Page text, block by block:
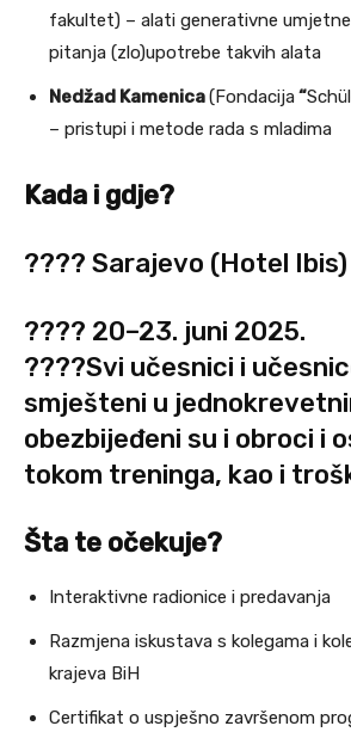
fakultet) – alati generativne
pitanja (zlo)upotrebe takvih alata
Nedžad Kamenica(Fondacija“
– pristupi i metode rada s mladima
Kada i gdje?
???? Sarajevo (Hotel Ibis)
???? 20–23. juni 2025.
????️Svi učesnici i
smješteni u
obezbijeđeni su i obroci i
tokom treninga, kao i
Šta te očekuje?
Interaktivne radionice i predavanja
Razmjena iskustava s kolegama i
krajeva BiH
Certifikat o uspješno završenom